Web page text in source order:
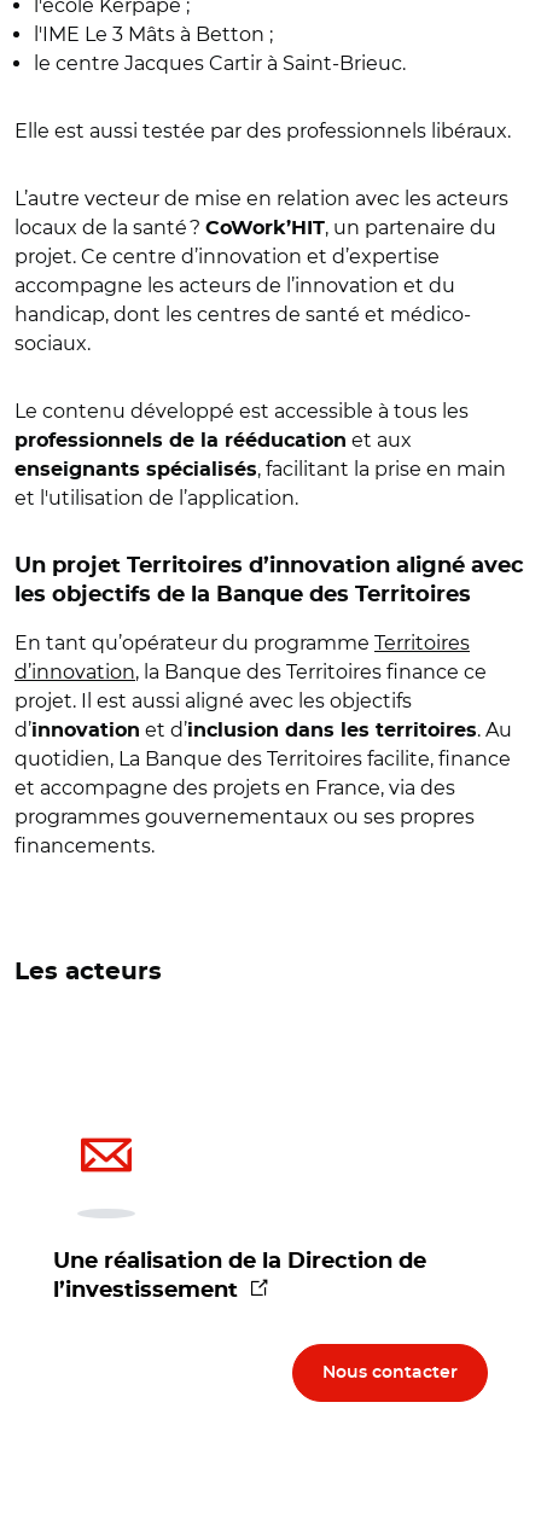
l'école Kerpape ;
l'IME Le 3 Mâts à Betton ;
le centre Jacques Cartir à Saint-Brieuc.
Elle est aussi testée par des professionnels libéraux.
L’autre vecteur de mise en relation avec les acteurs
locaux de la santé ? CoWork’HIT, un partenaire du
projet. Ce centre d’innovation et d’expertise
accompagne les acteurs de l’innovation et du
handicap, dont les centres de santé et médico-
sociaux.
Le contenu développé est accessible à tous les
professionnels de la rééducation et aux
enseignants spécialisés, facilitant la prise en main
et l'utilisation de l’application.
Un projet Territoires d’innovation aligné avec
les objectifs de la Banque des Territoires
En tant qu’opérateur du programme Territoires
d’innovation, la Banque des Territoires finance ce
projet. Il est aussi aligné ​avec les objectifs
d’innovation et d’inclusion dans les territoires. Au
quotidien, La Banque des Territoires facilite, finance
et accompagne des projets en France, via des
programmes gouvernementaux ou ses propres
financements.
Les acteurs
Une réalisation de la Direction de
l’investissement
(nouvelle fenêtre)
Nous contacter